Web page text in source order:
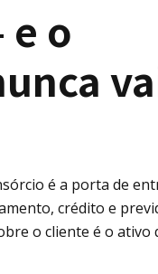
o
é a porta de
crédito e
o cliente é o ativo